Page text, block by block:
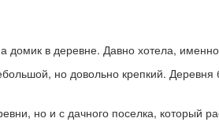
в деревне. Давно хотела,
но довольно крепкий.
но и с дачного поселка, который